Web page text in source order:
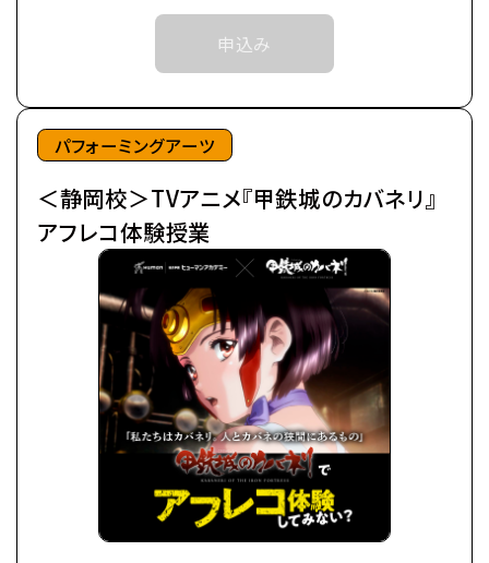
予めご了承ください。
※中学生以上の方が対象となります。
©カバネリ製作委員会
近世から近代に移り変わろうとした頃、
突如として不死の怪物が現れた。
後にカバネと呼ばれる事になるそれらは、
鋼鉄の皮膜に覆われた心臓を持ち、
噛んだ者までもカバネにしてしまう。
カバネは爆発的に増殖し、
全世界を覆い尽くしていった。
極東の島国である日ノ本（ひのもと）で、
分厚い装甲に覆われた蒸気機関車、
通称・駿城（はやじろ）の一つ、
甲鉄城（こうてつじょう）に乗り込んだ生駒たちは、
熾烈な戦いを潜り抜け、カバネと人の新たな攻防戦
日本海に面する廃坑駅「海門（うなと）」に辿りつい
生駒たちは、同じくカバネから「海門」を奪取せんとす
玄路、虎落、海門の民と「連合軍」を結成し、
カバネ撃退の策を立てるのだが、
申込み
パフォーミングアーツ
＜静岡校＞TVアニメ『甲鉄城のカバネリ』
アフレコ体験授業